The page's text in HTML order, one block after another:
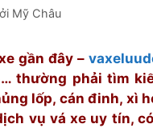
Mỹ Châu
gần đây –
thường phải tìm
lốp, cán đinh, xì
vụ vá xe uy tín,